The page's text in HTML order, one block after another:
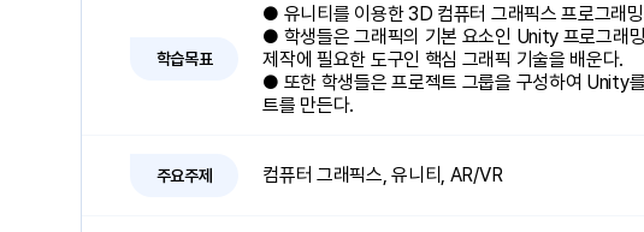
학습목표
● 유니티를 이용한 3D 컴퓨터 그래픽스 프로그래
● 학생들은 그래픽의 기본 요소인 Unity 프로그래
제작에 필요한 도구인 핵심 그래픽 기술을 배운다.
● 또한 학생들은 프로젝트 그룹을 구성하여 Unity
트를 만든다.
주요주제 컴퓨터 그래픽스, 유니티, AR/VR